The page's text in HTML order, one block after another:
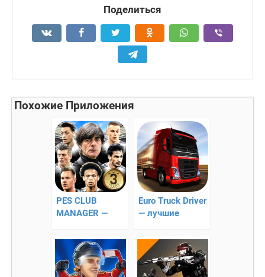
Поделиться
Похожие Приложения
PES CLUB
MANAGER —
футбольный
симулятор на
Андроид
Euro Truck Driver
— лучшие
для Android